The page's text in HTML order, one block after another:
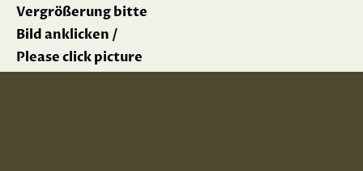
Vergrößerung bitte
Bild anklicken /
Please click picture